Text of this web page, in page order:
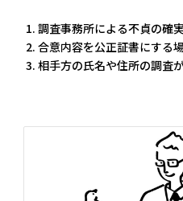
調査事務所による不貞の確
合意内容を公正証書にする
相手方の氏名や住所の調査